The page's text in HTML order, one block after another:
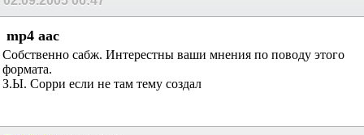
mp4 aac
Собственно сабж. Интерестны ваши мнения по поводу этого
формата.
З.Ы. Сорри если не там тему создал